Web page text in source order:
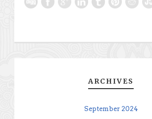
ARCHIVES
September 2024